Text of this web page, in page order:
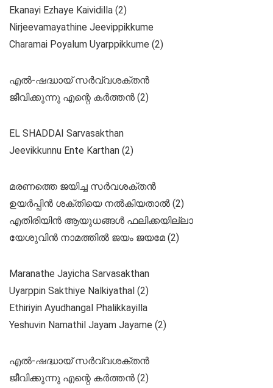
Ekanayi Ezhaye Kaividilla (2)
Nirjeevamayathine Jeevippikkume
Charamai Poyalum Uyarppikkume (2)
എൽ-ഷദ്ധായ്‌ സർവ്വശക്തൻ
ജീവിക്കുന്നു എന്റെ കർത്തൻ (2)
EL SHADDAI Sarvasakthan
Jeevikkunnu Ente Karthan (2)
മരണത്തെ ജയിച്ച സർവശക്തൻ
ഉയർപ്പിൻ ശക്തിയെ നൽകിയതാൽ (2)
എതിരിയിൻ ആയുധങ്ങൾ ഫലിക്കയില്ലാ
യേശുവിൻ നാമത്തിൽ ജയം ജയമേ (2)
Maranathe Jayicha Sarvasakthan
Uyarppin Sakthiye Nalkiyathal (2)
Ethiriyin Ayudhangal Phalikkayilla
Yeshuvin Namathil Jayam Jayame (2)
എൽ-ഷദ്ധായ്‌ സർവ്വശക്തൻ
ജീവിക്കുന്നു എന്റെ കർത്തൻ (2)